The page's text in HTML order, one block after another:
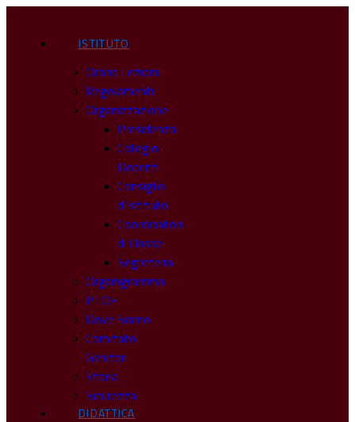
ISTITUTO
Orario Lezioni
Regolamenti
Organizzazione
Presidenza
Collegio
Docenti
Consiglio
d’Istituto
Coordinatori
di Classe
Segreteria
Organigramma
PTOF
Dove Siamo
Comitato
Genitori
Storia
Sicurezza
DIDATTICA